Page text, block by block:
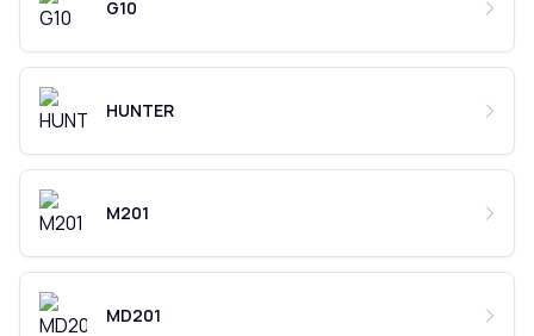
G10
HUNTER
M201
MD201